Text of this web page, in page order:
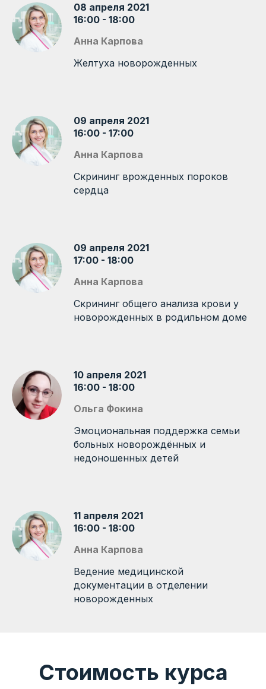
08 апреля 2021
16:00 - 18:00
Анна Карпова
Желтуха новорожденных
09 апреля 2021
16:00 - 17:00
Анна Карпова
Скрининг врожденных пороков
сердца
09 апреля 2021
17:00 - 18:00
Анна Карпова
Скрининг общего анализа крови у
новорожденных в родильном доме
10 апреля 2021
16:00 - 18:00
Ольга Фокина
Эмоциональная поддержка семьи
больных новорождённых и
недоношенных детей
11 апреля 2021
16:00 - 18:00
Анна Карпова
Ведение медицинской
документации в отделении
новорожденных
Стоимость курса